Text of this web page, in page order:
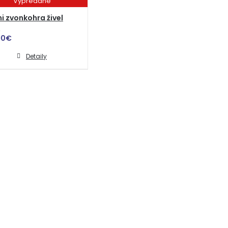
zvonkohra živel
€
Detaily